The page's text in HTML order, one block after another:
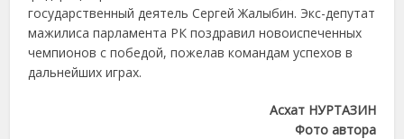
государственный деятель Сергей Жалыбин. Экс-депутат
мажилиса парламента РК поздравил новоиспеченных
чемпионов с победой, пожелав командам успехов в
дальнейших играх.
Асхат НУРТАЗИН
Фото автора